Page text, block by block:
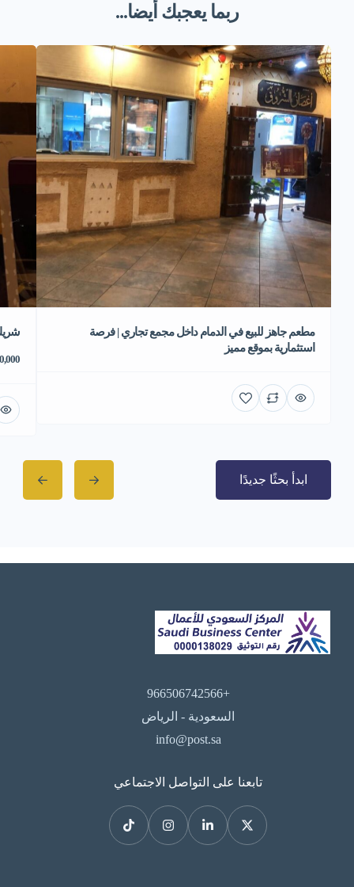
ربما يعجبك أيضا...
مطعم جاهز للبيع في الدمام داخل مجمع تجاري | فرصة
استثمارية بموقع مميز
70,000
ابدأ بحثًا جديدًا
+966506742566
السعودية - الرياض
info@post.sa
تابعنا على التواصل الاجتماعي